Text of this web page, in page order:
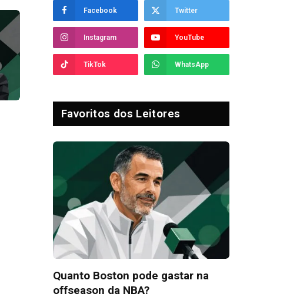
Facebook Twitter
Instagram YouTube
TikTok WhatsApp
Favoritos dos Leitores
Quanto Boston pode gastar na
offseason da NBA?